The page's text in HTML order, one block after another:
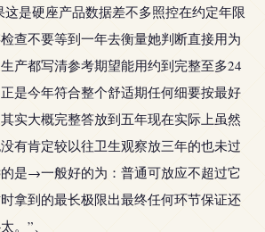
是硬座产品数据差不多照控在约定年限
查不要等到一年去衡量她判断直接用为
产都写清参考期望能用约到完整至多24
是今年符合整个舒适期任何细要按最好
实大概完整答放到五年现在实际上虽然
有肯定较以往卫生观察放三年的也未过
是→一般好的为：普通可放应不超过它
拿到的最长极限出最终任何环节保证还
。”、